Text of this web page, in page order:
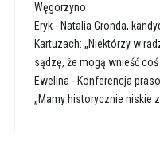
Węgorzyno
Eryk- Natalia Gronda,
Kartuzach: „Niektórzy w
sądzę, że mogą wnieść
Ewelina - Konferencja
„Mamy historycznie niskie